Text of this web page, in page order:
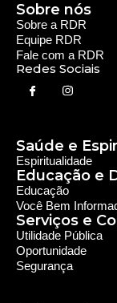
Sobre a RDR
Equipe RDR
Fale com a RDR
Redes Sociais
Sobre nós
Saúde e
Espiritualidade
Educação e
Educação
Você Bem
Serviços e
Utilidade Pública
Oportunidade
Segurança